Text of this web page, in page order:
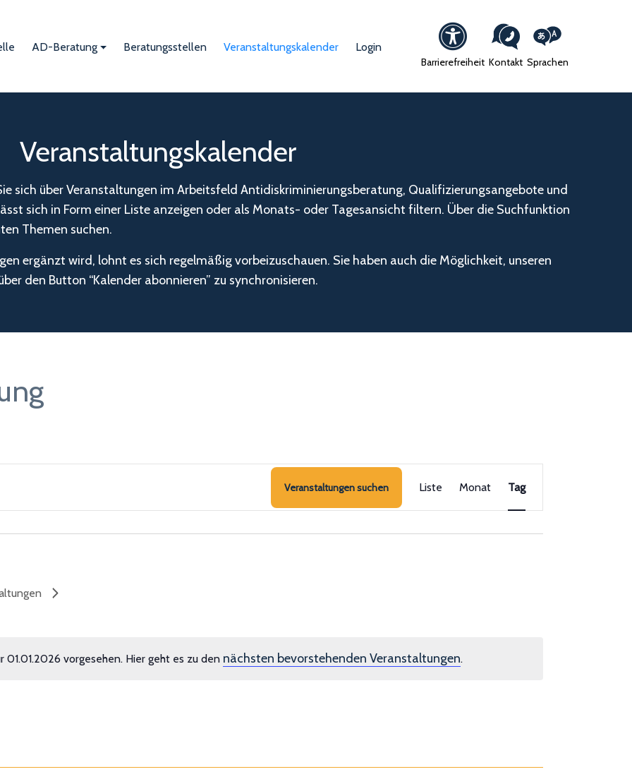
AD-Beratung Beratungsstellen Veranstaltungskalender Login
Barrierefreiheit Kontakt Sprachen
Veranstaltungskalender
sich über Veranstaltungen im Arbeitsfeld Antidiskriminierungsberatung, Qualifizierungsangebote und
sich in Form einer Liste anzeigen oder als Monats- oder Tagesansicht filtern. Über die Suchfunktion
Themen suchen.
ergänzt wird, lohnt es sich regelmäßig vorbeizuschauen. Sie haben auch die Möglichkeit, unseren
den Button “Kalender abonnieren” zu synchronisieren.
Hinweis
01.01.2026 vorgesehen. Hier geht es zu den nächsten bevorstehenden Veranstaltungen.
Veranstaltungen suchen
Ansichten-
Liste Monat Tag